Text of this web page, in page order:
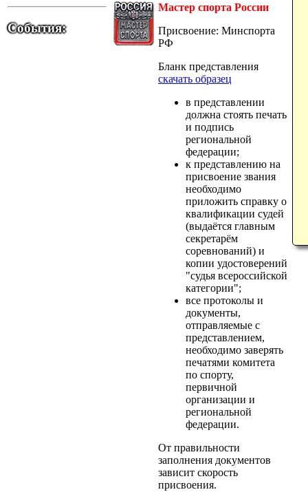
События:
Мастер спорта России
Присвоение: Минспорта
РФ
Бланк представления
скачать образец
в представлении
должна стоять печать
и подпись
региональной
федерации;
к представлению на
присвоение звания
необходимо
приложить справку о
квалификации судей
(выдаётся главным
секретарём
соревнований) и
копии удостоверений
"судья всероссийской
категории";
все протоколы и
документы,
отправляемые с
представлением,
необходимо заверять
печатями комитета
по спорту,
первичной
организации и
региональной
федерации.
От правильности
заполнения документов
зависит скорость
присвоения.